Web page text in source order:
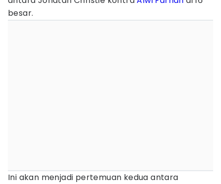
besar.
Ini akan menjadi pertemuan kedua antara